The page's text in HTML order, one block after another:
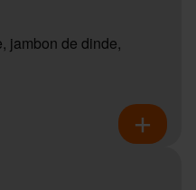
jambon de dinde,